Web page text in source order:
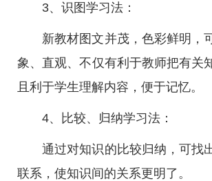
3、识图学习法：
新教材图文并茂，色彩鲜明，
象、直观、不仅有利于教师把有关
且利于学生理解内容，便于记忆。
4、比较、归纳学习法：
通过对知识的比较归纳，可找
联系，使知识间的关系更明了。